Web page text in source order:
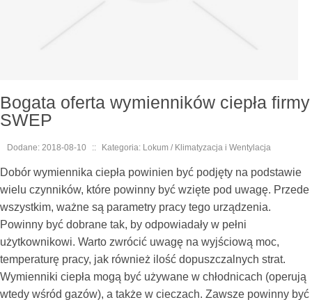
Bogata oferta wymienników ciepła firmy
SWEP
Dodane: 2018-08-10 :: Kategoria: Lokum / Klimatyzacja i Wentylacja
Dobór wymiennika ciepła powinien być podjęty na podstawie
wielu czynników, które powinny być wzięte pod uwagę. Przede
wszystkim, ważne są parametry pracy tego urządzenia.
Powinny być dobrane tak, by odpowiadały w pełni
użytkownikowi. Warto zwrócić uwagę na wyjściową moc,
temperaturę pracy, jak również ilość dopuszczalnych strat.
Wymienniki ciepła mogą być używane w chłodnicach (operują
wtedy wśród gazów), a także w cieczach. Zawsze powinny być